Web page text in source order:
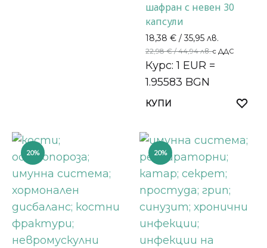
шафран с невен 30
капсули
18,38 € / 35,95 лв.
22,98€/ 44,94 лв.с ДДС
Курс: 1 EUR =
1.95583 BGN
КУПИ
20% 20%